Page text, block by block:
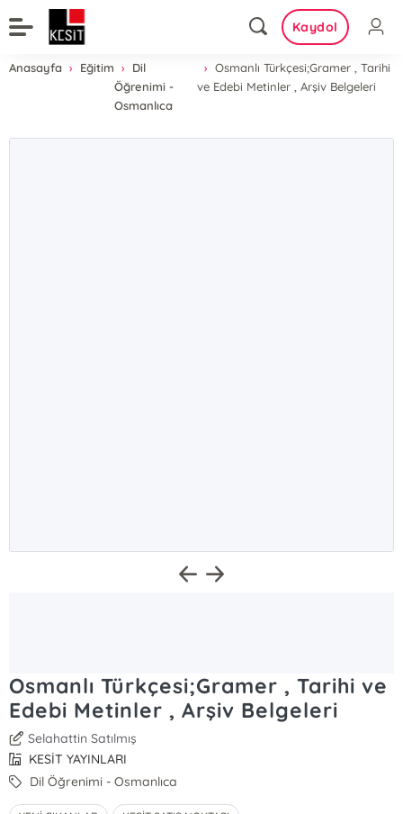
Kaydol
Anasayfa Eğitim
Dil
Öğrenimi -
Osmanlıca
Osmanlı Türkçesi;Gramer , Tarihi
ve Edebi Metinler , Arşiv Belgeleri
Osmanlı Türkçesi;Gramer , Tarihi ve
Edebi Metinler , Arşiv Belgeleri
Selahattin Satılmış
KESİT YAYINLARI
Dil Öğrenimi - Osmanlıca